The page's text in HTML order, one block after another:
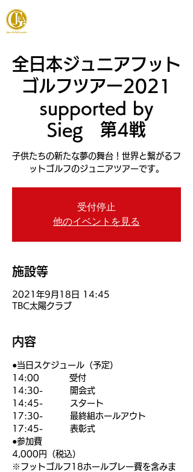
全日本ジュニアフット
ゴルフツアー2021
supported by
Sieg 第4戦
子供たちの新たな夢の舞台！世界と繋がるフ
ットゴルフのジュニアツアーです。
受付停止
他のイベントを見る
施設等
2021年9月18日 14:45
TBC太陽クラブ
内容
●当日スケジュール（予定）
14:00          受付
14:30-         開会式
14:45-         スタート
17:30-         最終組ホールアウト
17:45-         表彰式
●参加費
4,000円（税込）
※フットゴルフ18ホールプレー費を含みま